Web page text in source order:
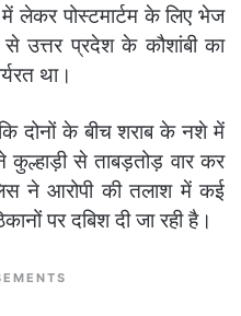
लेकर पोस्टमार्टम के लिए भेज
उत्तर प्रदेश के कौशांबी का
था।
दोनों के बीच शराब के नशे में
से ताबड़तोड़ वार कर
ने आरोपी की तलाश में कई
पर दबिश दी जा रही है।